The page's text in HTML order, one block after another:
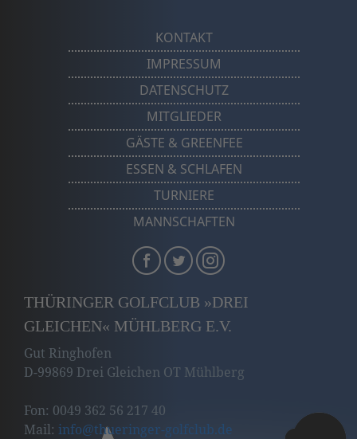
KONTAKT
IMPRESSUM
DATENSCHUTZ
MITGLIEDER
GÄSTE & GREENFEE
ESSEN & SCHLAFEN
TURNIERE
MANNSCHAFTEN
THÜRINGER GOLFCLUB »DREI
GLEICHEN« MÜHLBERG E.V.
Gut Ringhofen
D-99869 Drei Gleichen OT Mühlberg
Fon: 0049 362 56 217 40
Mail: info@thueringer-golfclub.de